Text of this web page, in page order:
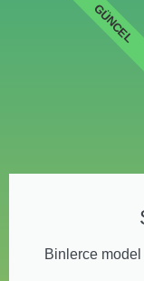
Binlerce model
GÜNCEL